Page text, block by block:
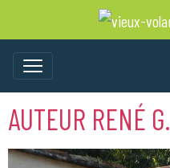
AUTEUR RENÉ G.